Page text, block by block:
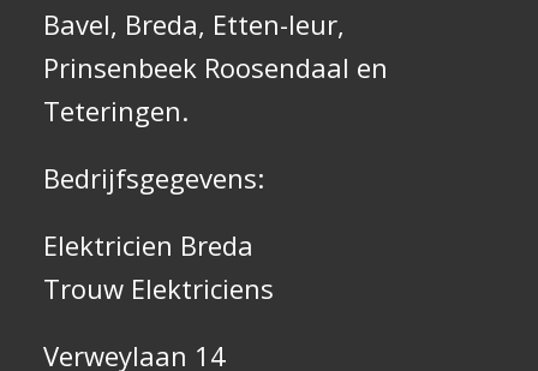
Bavel, Breda, Etten-leur,
Prinsenbeek Roosendaal en
Teteringen.
Bedrijfsgegevens:
Elektricien Breda
Trouw Elektriciens
Verweylaan 14